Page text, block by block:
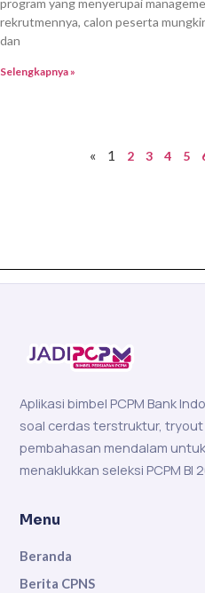
program yang menyerupai
rekrutmennya, calon peserta
dan
Selengkapnya »
« 1 2 3 4 5
Aplikasi bimbel PCPM Bank
soal cerdas terstruktur, tryout
pembahasan mendalam
menaklukkan seleksi PCPM BI
Menu
Beranda
Berita CPNS